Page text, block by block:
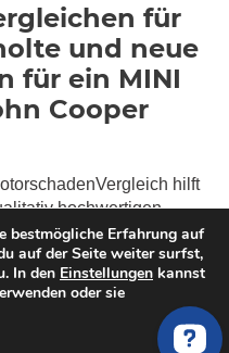
für
und neue
für ein MINI
Cooper
hilft
hochwertigen
für dein MINI
(211PS). Wir haben
auf MINI spezialisierte
die gebrauchte und
Qualität anbieten.
bestmögliche Erfahrung auf
auf der Seite weiter surfst,
In den Einstellungen kannst
oder sie